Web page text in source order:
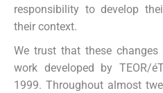
responsibility to develop
their context.
We trust that these
work developed by TEOR/
1999. Throughout almost